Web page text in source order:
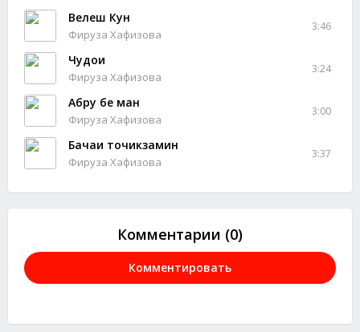
Велеш Кун
Фируза Хафизова
3:46
Чудои
Фируза Хафизова
3:24
Абру бе ман
Фируза Хафизова
3:00
Бачаи точикзамин
Фируза Хафизова
3:37
Комментарии (0)
Комментировать